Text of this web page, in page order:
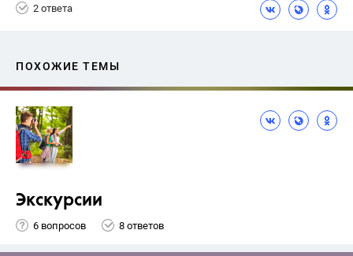
2 ответа
ПОХОЖИЕ ТЕМЫ
Экскурсии
6 вопросов 8 ответов